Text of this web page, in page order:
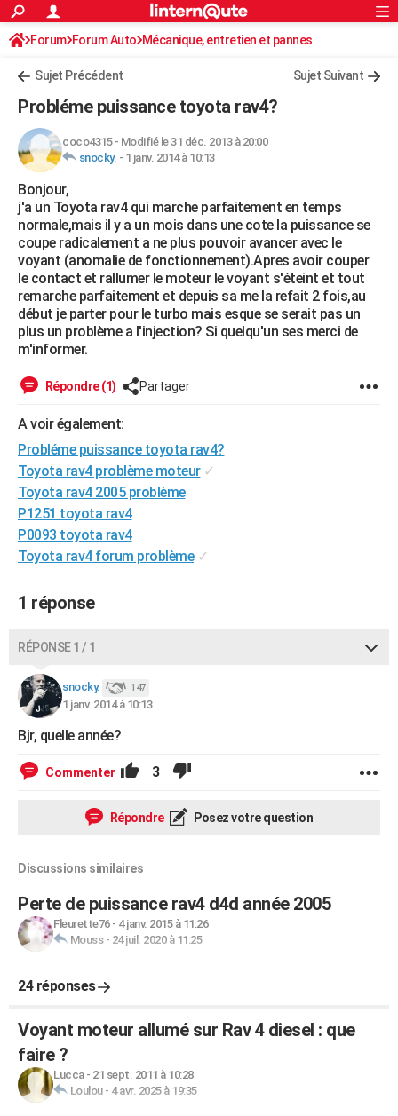
ACTUALITÉS
Politique
Société
Faits Divers
Education
Monde
Villes
+
FINANCE
Retraite
Impôts
Epargne
Immobilier
Risques naturels par ville
Banque
Assurance
Crédit
AUTO
Essais
Réserver un essai
Citadines
Berlines
SUV
Forum auto
+HIGH-TECH
Mobiles
Meilleur smartphone
Internet
Ordinateurs
Jeux vidéo
Guide high-tech
+BRICOLAGE
Forum
Aménagement intérieur
Extérieur
Cuisine
Salle de bains
Jardinage
Rangement
WEEK-END
Guides de France
Escapades
Patrimoine
Expositions
Musées
Week-end nature
LIFESTYLE
Art de vivre
Bien-être
Loisirs
Mode
Modes de vie
SANTE
Alimentation
Guide de la santé
Maladies
Médicaments
Sommeil
VOYAGE
Destinations
City break
Voyage nature
Voyage de noces
Forum
Climat
PHOTO
GUIDES D'ACHAT
BONS PLANS
CARTE DE VOEUX
Carte de Noël
Carte Bonne année
Carte Saint-Valentin
Carte Pâques
Carte d'anniversaire
DICTIONNAIRE
Dictionnaire
Biographies
Citations
Expressions
Proverbes
PROGRAMME TV
AVIS DE DÉCÈS
FORUM
Bricolage
Lifestyle
Culture
Sport
Auto
Television
Voyage
Cinema
Rechercher
S'inscrire
Connexion
Forum Forum Auto Mécanique, entretien et pannes
Sujet Précédent Sujet Suivant
Probléme puissance toyota rav4?
coco4315- Modifié le 31 déc. 2013 à 20:00
snocky. - 1 janv. 2014 à 10:13
Bonjour,
j'a un Toyota rav4 qui marche parfaitement en temps
normale,mais il y a un mois dans une cote la puissance se
coupe radicalement a ne plus pouvoir avancer avec le
voyant (anomalie de fonctionnement).Apres avoir couper
le contact et rallumer le moteur le voyant s'éteint et tout
remarche parfaitement et depuis sa me la refait 2 fois,au
début je parter pour le turbo mais esque se serait pas un
plus un problème a l'injection? Si quelqu'un ses merci de
m'informer.
Répondre (1) Partager
A voir également:
Probléme puissance toyota rav4?
Toyota rav4 problème moteur ✓
Toyota rav4 2005 problème
P1251 toyota rav4
P0093 toyota rav4
Toyota rav4 forum problème ✓
1 réponse
RÉPONSE 1 / 1
snocky. 147
1 janv. 2014 à 10:13
Bjr, quelle année?
Commenter 3
Répondre Posez votre question
Discussions similaires
Perte de puissance rav4 d4d année 2005
Fleurette76- 4 janv. 2015 à 11:26
Mouss- 24 juil. 2020 à 11:25
24 réponses
Voyant moteur allumé sur Rav 4 diesel : que
faire ?
Lucca- 21 sept. 2011 à 10:28
Loulou- 4 avr. 2025 à 19:35